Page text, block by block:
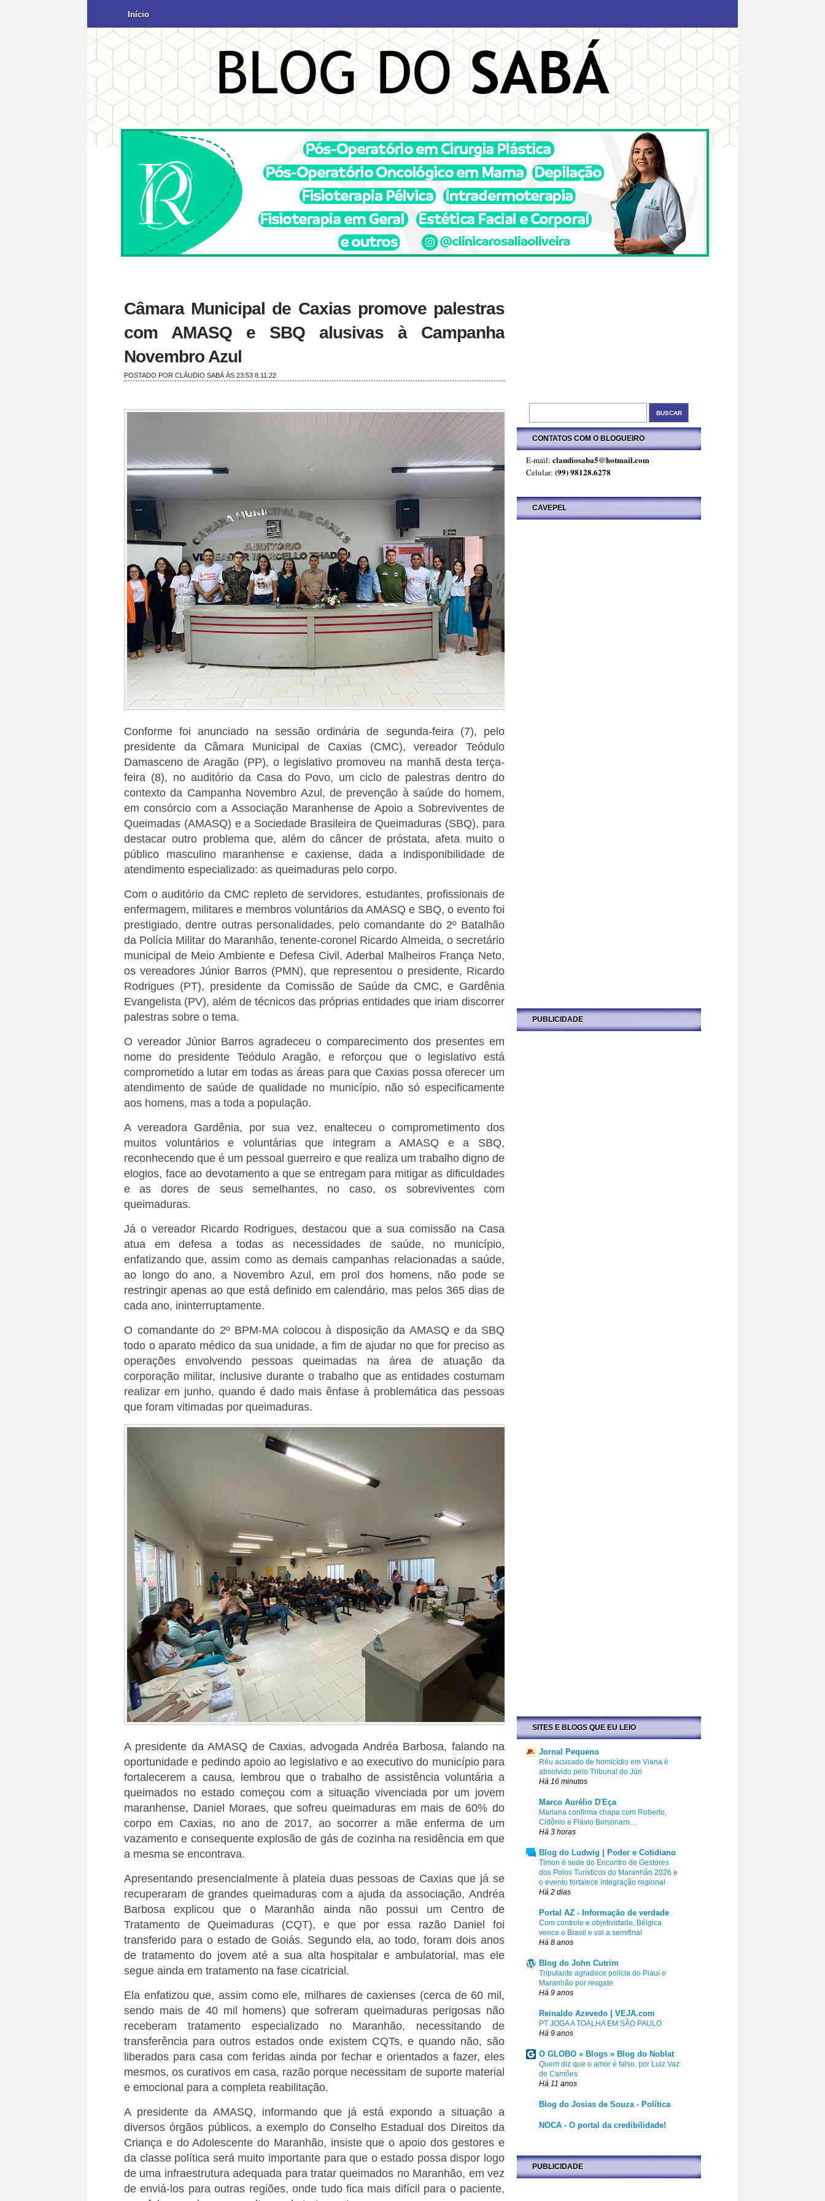
Início
Câmara Municipal de Caxias promove palestras
com AMASQ e SBQ alusivas à Campanha
Novembro Azul
POSTADO POR CLÁUDIO SABÁ ÀS 23:53 8.11.22
Conforme foi anunciado na sessão ordinária de segunda-feira (7), pelo
presidente da Câmara Municipal de Caxias (CMC), vereador Teódulo
Damasceno de Aragão (PP), o legislativo promoveu na manhã desta terça-
feira (8), no auditório da Casa do Povo, um ciclo de palestras dentro do
contexto da Campanha Novembro Azul, de prevenção à saúde do homem,
em consórcio com a Associação Maranhense de Apoio a Sobreviventes de
Queimadas (AMASQ) e a Sociedade Brasileira de Queimaduras (SBQ), para
destacar outro problema que, além do câncer de próstata, afeta muito o
público masculino maranhense e caxiense, dada a indisponibilidade de
atendimento especializado: as queimaduras pelo corpo.
Com o auditório da CMC repleto de servidores, estudantes, profissionais de
enfermagem, militares e membros voluntários da AMASQ e SBQ, o evento foi
prestigiado, dentre outras personalidades, pelo comandante do 2º Batalhão
da Polícia Militar do Maranhão, tenente-coronel Ricardo Almeida, o secretário
municipal de Meio Ambiente e Defesa Civil, Aderbal Malheiros França Neto,
os vereadores Júnior Barros (PMN), que representou o presidente, Ricardo
Rodrigues (PT), presidente da Comissão de Saúde da CMC, e Gardênia
Evangelista (PV), além de técnicos das próprias entidades que iriam discorrer
palestras sobre o tema.
O vereador Júnior Barros agradeceu o comparecimento dos presentes em
nome do presidente Teódulo Aragão, e reforçou que o legislativo está
comprometido a lutar em todas as áreas para que Caxias possa oferecer um
atendimento de saúde de qualidade no município, não só especificamente
aos homens, mas a toda a população.
A vereadora Gardênia, por sua vez, enalteceu o comprometimento dos
muitos voluntários e voluntárias que integram a AMASQ e a SBQ,
reconhecendo que é um pessoal guerreiro e que realiza um trabalho digno de
elogios, face ao devotamento a que se entregam para mitigar as dificuldades
e as dores de seus semelhantes, no caso, os sobreviventes com
queimaduras.
Já o vereador Ricardo Rodrigues, destacou que a sua comissão na Casa
atua em defesa a todas as necessidades de saúde, no município,
enfatizando que, assim como as demais campanhas relacionadas a saúde,
ao longo do ano, a Novembro Azul, em prol dos homens, não pode se
restringir apenas ao que está definido em calendário, mas pelos 365 dias de
cada ano, ininterruptamente.
O comandante do 2º BPM-MA colocou à disposição da AMASQ e da SBQ
todo o aparato médico da sua unidade, a fim de ajudar no que for preciso as
operações envolvendo pessoas queimadas na área de atuação da
corporação militar, inclusive durante o trabalho que as entidades costumam
realizar em junho, quando é dado mais ênfase à problemática das pessoas
que foram vitimadas por queimaduras.
A presidente da AMASQ de Caxias, advogada Andréa Barbosa, falando na
oportunidade e pedindo apoio ao legislativo e ao executivo do município para
fortalecerem a causa, lembrou que o trabalho de assistência voluntária a
queimados no estado começou com a situação vivenciada por um jovem
maranhense, Daniel Moraes, que sofreu queimaduras em mais de 60% do
corpo em Caxias, no ano de 2017, ao socorrer a mãe enferma de um
vazamento e consequente explosão de gás de cozinha na residência em que
a mesma se encontrava.
Apresentando presencialmente à plateia duas pessoas de Caxias que já se
recuperaram de grandes queimaduras com a ajuda da associação, Andréa
Barbosa explicou que o Maranhão ainda não possui um Centro de
Tratamento de Queimaduras (CQT), e que por essa razão Daniel foi
transferido para o estado de Goiás. Segundo ela, ao todo, foram dois anos
de tratamento do jovem até a sua alta hospitalar e ambulatorial, mas ele
segue ainda em tratamento na fase cicatricial.
Ela enfatizou que, assim como ele, milhares de caxienses (cerca de 60 mil,
sendo mais de 40 mil homens) que sofreram queimaduras perigosas não
receberam tratamento especializado no Maranhão, necessitando de
transferência para outros estados onde existem CQTs, e quando não, são
liberados para casa com feridas ainda por fechar e orientados a fazer, eles
mesmos, os curativos em casa, razão porque necessitam de suporte material
e emocional para a completa reabilitação.
A presidente da AMASQ, informando que já está expondo a situação a
diversos órgãos públicos, a exemplo do Conselho Estadual dos Direitos da
Criança e do Adolescente do Maranhão, insiste que o apoio dos gestores e
da classe política será muito importante para que o estado possa dispor logo
de uma infraestrutura adequada para tratar queimados no Maranhão, em vez
de enviá-los para outras regiões, onde tudo fica mais difícil para o paciente,
CONTATOS COM O BLOGUEIRO
E-mail: claudiosaba5@hotmail.com
Celular: (99) 98128.6278
CAVEPEL
PUBLICIDADE
SITES E BLOGS QUE EU LEIO
Jornal Pequeno
Réu acusado de homicídio em Viana é
absolvido pelo Tribunal do Júri
Há 16 minutos
Marco Aurélio D'Eça
Mariana confirma chapa com Roberto,
Cidônio e Flávio Bolsonaro…
Há 3 horas
Blog do Ludwig | Poder e Cotidiano
Timon é sede do Encontro de Gestores
dos Polos Turísticos do Maranhão 2026 e
o evento fortalece integração regional
Há 2 dias
Portal AZ - Informação de verdade
Com controle e objetividade, Bélgica
vence o Brasil e vai a semifinal
Há 8 anos
Blog do John Cutrim
Tripulante agradece polícia do Piauí e
Maranhão por resgate
Há 9 anos
Reinaldo Azevedo | VEJA.com
PT JOGA A TOALHA EM SÃO PAULO
Há 9 anos
O GLOBO » Blogs » Blog do Noblat
Quem diz que o amor é falso, por Luiz Vaz
de Camões
Há 11 anos
Blog do Josias de Souza - Política
NOCA - O portal da credibilidade!
PUBLICIDADE